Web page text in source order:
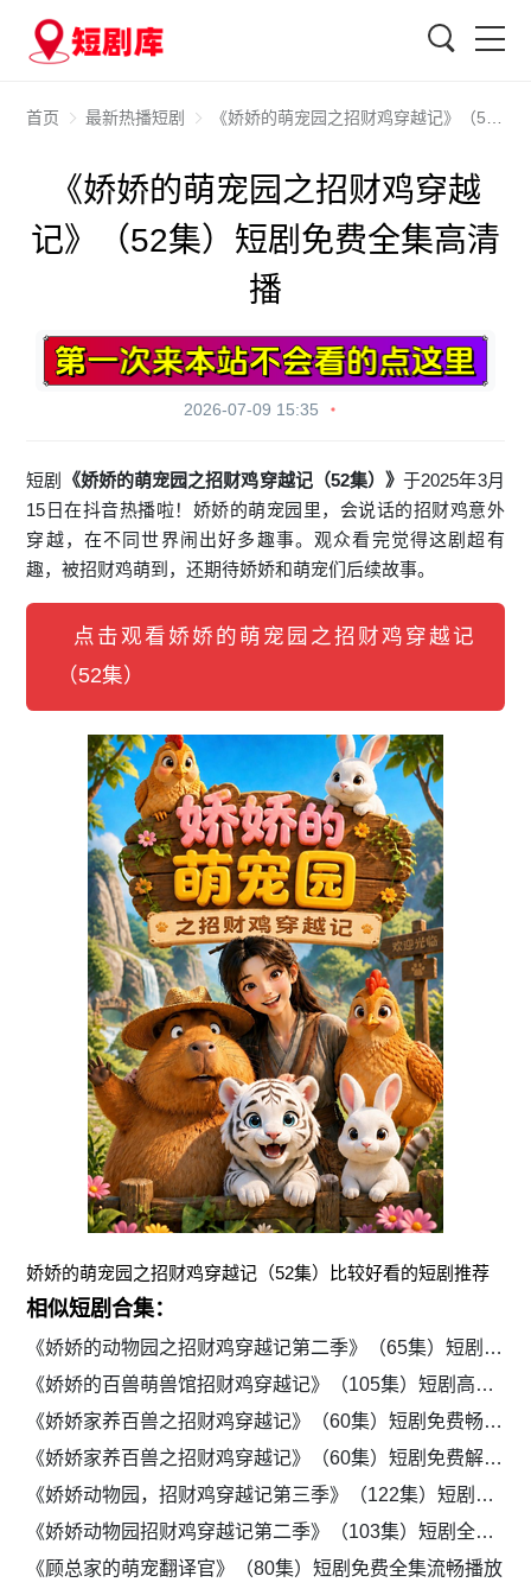
首页 最新热播短剧 《娇娇的萌宠园之招财鸡穿越记》（52集）短剧免费全集高清播
《娇娇的萌宠园之招财鸡穿越
记》（52集）短剧免费全集高清
播
2026-07-09 15:35
短剧 《娇娇的萌宠园之招财鸡穿越记（52集）》于2025年3月
15日在抖音热播啦！娇娇的萌宠园里，会说话的招财鸡意外
穿越，在不同世界闹出好多趣事。观众看完觉得这剧超有
趣，被招财鸡萌到，还期待娇娇和萌宠们后续故事。
点击观看娇娇的萌宠园之招财鸡穿越记
（52集）
娇娇的萌宠园之招财鸡穿越记（52集）比较好看的短剧推荐
相似短剧合集：
《娇娇的动物园之招财鸡穿越记第二季》（65集）短剧全集免费畅享
《娇娇的百兽萌兽馆招财鸡穿越记》（105集）短剧高清全集免费看
《娇娇家养百兽之招财鸡穿越记》（60集）短剧免费畅享全集
《娇娇家养百兽之招财鸡穿越记》（60集）短剧免费解锁全集剧情
《娇娇动物园，招财鸡穿越记第三季》（122集）短剧免费全集观看
《娇娇动物园招财鸡穿越记第二季》（103集）短剧全集免费流畅看
《顾总家的萌宠翻译官》（80集）短剧免费全集流畅播放